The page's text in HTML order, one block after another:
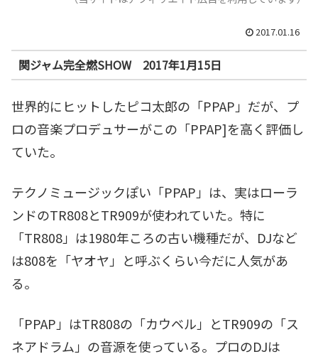
2017.01.16
関ジャム完全燃SHOW 2017年1月15日
世界的にヒットしたピコ太郎の「PPAP」だが、プ
ロの音楽プロデュサーがこの「PPAP]を高く評価し
ていた。
テクノミュージックぽい「PPAP」は、実はローラ
ンドのTR808とTR909が使われていた。特に
「TR808」は1980年ころの古い機種だが、DJなど
は808を「ヤオヤ」と呼ぶくらい今だに人気があ
る。
「PPAP」はTR808の「カウベル」とTR909の「ス
ネアドラム」の音源を使っている。プロのDJは